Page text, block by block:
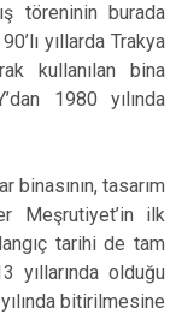
töreninin burada
yıllarda Trakya
kullanılan bina
1980 yılında
tasarım
Meşrutiyet’in ilk
tarihi de tam
yıllarında olduğu
bitirilmesine